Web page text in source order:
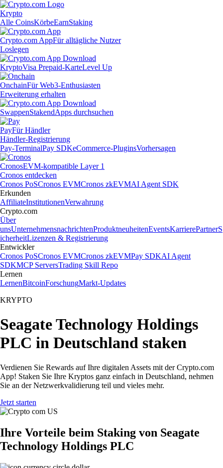
Krypto
Alle CoinsKörbeEarnStaking
Crypto.com AppFür alltägliche Nutzer
Loslegen
KryptoVisa Prepaid-KarteLevel Up
OnchainFür Web3-Enthusiasten
Erweiterung erhalten
SwappenStakendApps durchsuchen
PayFür Händler
Händler-Registrierung
Pay-TerminalPay SDKeCommerce-PluginsVorhersagen
CronosEVM-kompatible Layer 1
Cronos entdecken
Cronos PoSCronos EVMCronos zkEVMAI Agent SDK
Erkunden
AffiliateInstitutionenVerwahrung
Crypto.com
Über
unsUnternehmensnachrichtenProduktneuheitenEventsKarrierePartnerS
icherheitLizenzen & Registrierung
Entwickler
Cronos PoSCronos EVMCronos zkEVMPay SDKAI Agent
SDKMCP ServersTrading Skill Repo
Lernen
LernenBitcoinForschungMarkt-Updates
KRYPTO
Seagate Technology Holdings
PLC in Deutschland staken
Verdienen Sie Rewards auf Ihre digitalen Assets mit der Crypto.com
App! Staken Sie Ihre Kryptos ganz einfach in Deutschland, nehmen
Sie an der Netzwerkvalidierung teil und vieles mehr.
Jetzt starten
Ihre Vorteile beim Staking von Seagate
Technology Holdings PLC